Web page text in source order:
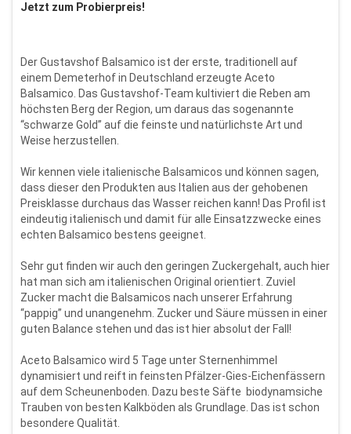
Jetzt zum Probierpreis!
Der Gustavshof Balsamico ist der erste, traditionell auf
einem Demeterhof in Deutschland erzeugte Aceto
Balsamico. Das Gustavshof-Team kultiviert die Reben am
höchsten Berg der Region, um daraus das sogenannte
“schwarze Gold” auf die feinste und natürlichste Art und
Weise herzustellen.
Wir kennen viele italienische Balsamicos und können sagen,
dass dieser den Produkten aus Italien aus der gehobenen
Preisklasse durchaus das Wasser reichen kann! Das Profil ist
eindeutig italienisch und damit für alle Einsatzzwecke eines
echten Balsamico bestens geeignet.
Sehr gut finden wir auch den geringen Zuckergehalt, auch hier
hat man sich am italienischen Original orientiert. Zuviel
Zucker macht die Balsamicos nach unserer Erfahrung
“pappig” und unangenehm. Zucker und Säure müssen in einer
guten Balance stehen und das ist hier absolut der Fall!
Aceto Balsamico wird 5 Tage unter Sternenhimmel
dynamisiert und reift in feinsten Pfälzer-Gies-Eichenfässern
auf dem Scheunenboden. Dazu beste Säfte biodynamsiche
Trauben von besten Kalkböden als Grundlage. Das ist schon
besondere Qualität.